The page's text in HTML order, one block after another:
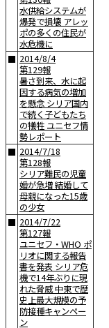
水供給システムが
爆発で損壊 アレッ
ポの多くの住民が
水危機に
■ 2014/8/4
第129報
暑さ到来、水に起
因する病気の増加
を懸念 シリア国内
で続く子どもたち
の犠牲 ユニセフ情
勢レポート
■ 2014/7/18
第128報
シリア難民の児童
婚が急増 結婚して
母親になった15歳
の少女
■ 2014/7/22
第127報
ユニセフ・WHO ポ
リオに関する報告
書を発表 シリア危
機で14年ぶりに現
れた脅威 中東で歴
史上最大規模の予
防接種キャンペー
ン